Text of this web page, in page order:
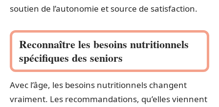
soutien de l’autonomie et source de satisfaction.
Reconnaître les besoins nutritionnels
spécifiques des seniors
Avec l’âge, les besoins nutritionnels changent
vraiment. Les recommandations, qu’elles viennent